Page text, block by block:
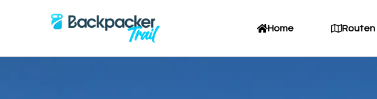
Home Routen